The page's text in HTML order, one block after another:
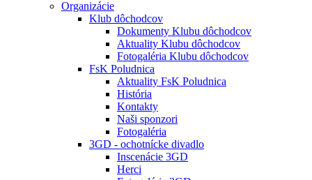
Organizácie
Klub dôchodcov
Dokumenty Klubu dôchodcov
Aktuality Klubu dôchodcov
Fotogaléria Klubu dôchodcov
FsK Poludnica
Aktuality FsK Poludnica
História
Kontakty
Naši sponzori
Fotogaléria
3GD - ochotnícke divadlo
Inscenácie 3GD
Herci